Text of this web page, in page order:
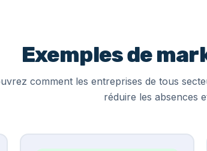
Exemples de
comment les entreprises de tous
réduire les absences